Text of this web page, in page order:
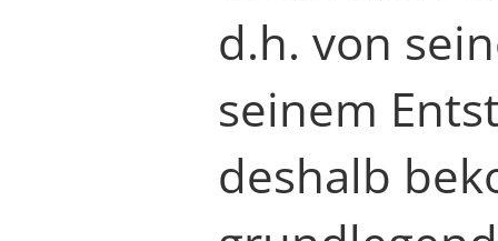
d.h. von
seinem
deshalb